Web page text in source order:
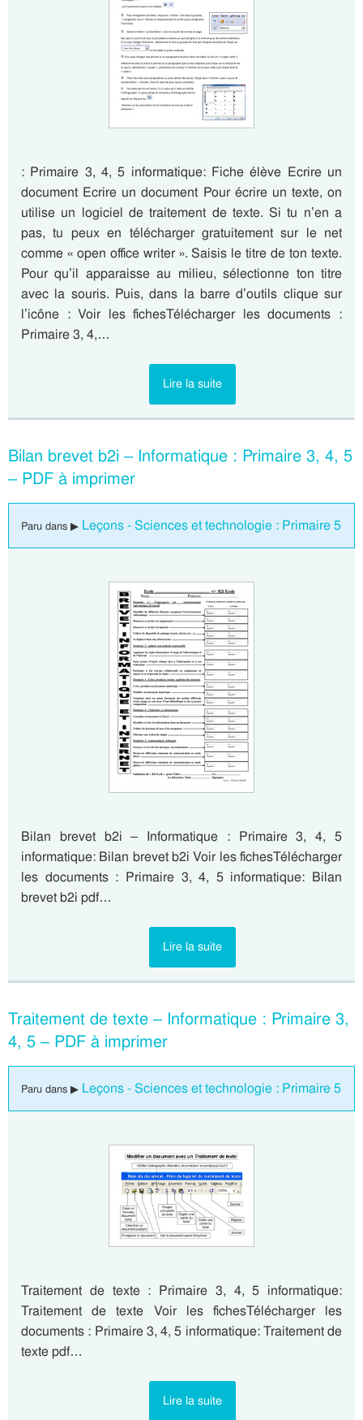
: Primaire 3, 4, 5 informatique: Fiche élève Ecrire un
document Ecrire un document Pour écrire un texte, on
utilise un logiciel de traitement de texte. Si tu n’en a
pas, tu peux en télécharger gratuitement sur le net
comme « open office writer ». Saisis le titre de ton texte.
Pour qu’il apparaisse au milieu, sélectionne ton titre
avec la souris. Puis, dans la barre d’outils clique sur
l’icône : Voir les fichesTélécharger les documents :
Primaire 3, 4,…
Lire la suite
Bilan brevet b2i – Informatique : Primaire 3, 4, 5
– PDF à imprimer
Paru dans ▶ Leçons - Sciences et technologie : Primaire 5
Bilan brevet b2i – Informatique : Primaire 3, 4, 5
informatique: Bilan brevet b2i Voir les fichesTélécharger
les documents : Primaire 3, 4, 5 informatique: Bilan
brevet b2i pdf…
Lire la suite
Traitement de texte – Informatique : Primaire 3,
4, 5 – PDF à imprimer
Paru dans ▶ Leçons - Sciences et technologie : Primaire 5
Traitement de texte : Primaire 3, 4, 5 informatique:
Traitement de texte Voir les fichesTélécharger les
documents : Primaire 3, 4, 5 informatique: Traitement de
texte pdf…
Lire la suite